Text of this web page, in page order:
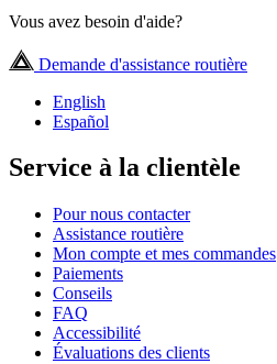
Vous avez besoin d'aide?
Demande d'assistance routière
English
Español
Service à la clientèle
Pour nous contacter
Assistance routière
Mon compte et mes commandes
Paiements
Conseils
FAQ
Accessibilité
Évaluations des clients